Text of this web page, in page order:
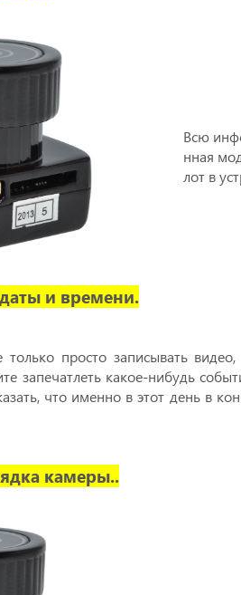
Всю
нная
лот в
и времени.
просто записывать
запечатлеть какое-нибудь
что именно в этот день в
камеры..